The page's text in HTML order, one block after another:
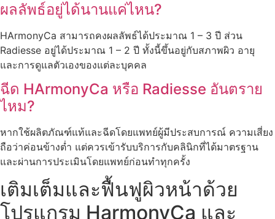
ผลลัพธ์อยู่ได้นานแค่ไหน?
HArmonyCa สามารถคงผลลัพธ์ได้ประมาณ 1 – 3 ปี ส่วน
Radiesse อยู่ได้ประมาณ 1 – 2 ปี ทั้งนี้ขึ้นอยู่กับสภาพผิว อายุ
และการดูแลตัวเองของแต่ละบุคคล
ฉีด HArmonyCa หรือ Radiesse อันตราย
ไหม?
หากใช้ผลิตภัณฑ์แท้และฉีดโดยแพทย์ผู้มีประสบการณ์ ความเสี่ยง
ถือว่าค่อนข้างต่ำ แต่ควรเข้ารับบริการกับคลินิกที่ได้มาตรฐาน
และผ่านการประเมินโดยแพทย์ก่อนทำทุกครั้ง
เติมเต็มและฟื้นฟูผิวหน้าด้วย
โปรแกรม HarmonyCa และ